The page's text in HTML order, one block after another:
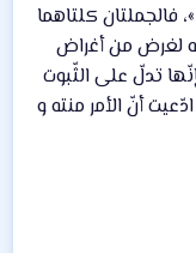
فالجملتان كلتاهما
لغرض من أغراض
تدلّ على الثّبوت
أنّ الأمر منته و